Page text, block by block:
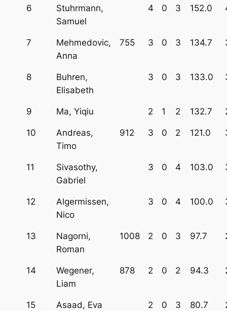
6
Stuhrmann,
Samuel
4 0 3 152.0
7
Mehmedovic,
Anna
755 3 0 3 134.7
8
Buhren,
Elisabeth
3 0 3 133.0
9 Ma, Yiqiu 2 1 2 132.7
10
Andreas,
Timo
912 3 0 2 121.0
11
Sivasothy,
Gabriel
3 0 4 103.0
12
Algermissen,
Nico
3 0 4 100.0
13
Nagorni,
Roman
1008 2 0 3 97.7
14
Wegener,
Liam
878 2 0 2 94.3
15 Asaad, Eva 2 0 3 80.7